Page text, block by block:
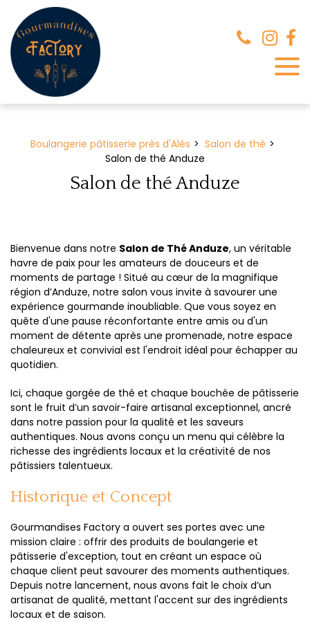
Boulangerie pâtisserie près d'Alès
Salon de thé
Salon de thé Anduze
Salon de thé Anduze
Bienvenue dans notre Salon de Thé Anduze, un véritable
havre de paix pour les amateurs de douceurs et de
moments de partage ! Situé au cœur de la magnifique
région d’Anduze, notre salon vous invite à savourer une
expérience gourmande inoubliable. Que vous soyez en
quête d'une pause réconfortante entre amis ou d'un
moment de détente après une promenade, notre espace
chaleureux et convivial est l'endroit idéal pour échapper au
quotidien.
Ici, chaque gorgée de thé et chaque bouchée de pâtisserie
sont le fruit d’un savoir-faire artisanal exceptionnel, ancré
dans notre passion pour la qualité et les saveurs
authentiques. Nous avons conçu un menu qui célèbre la
richesse des ingrédients locaux et la créativité de nos
pâtissiers talentueux.
Historique et Concept
Gourmandises Factory a ouvert ses portes avec une
mission claire : offrir des produits de boulangerie et
pâtisserie d'exception, tout en créant un espace où
chaque client peut savourer des moments authentiques.
Depuis notre lancement, nous avons fait le choix d’un
artisanat de qualité, mettant l'accent sur des ingrédients
locaux et de saison.
Panneau de gestion des cookies